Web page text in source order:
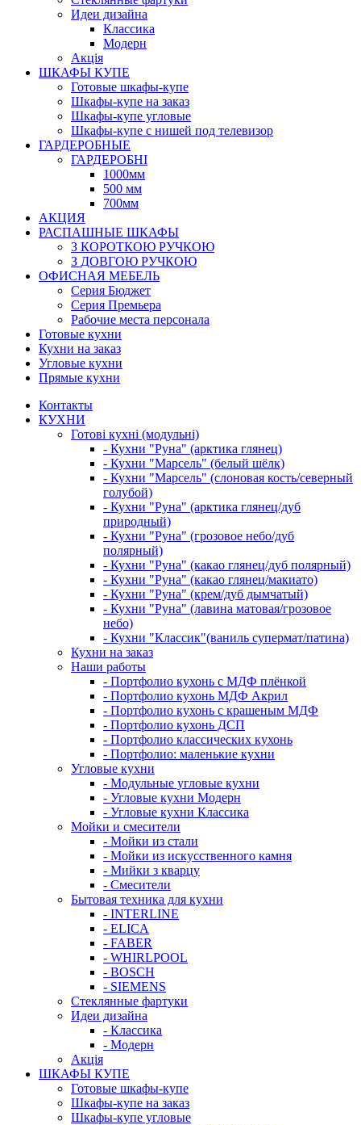
Идеи дизайна
Класcика
Модерн
Акція
ШКАФЫ КУПЕ
Готовые шкафы-купе
Шкафы-купе на заказ
Шкафы-купе угловые
Шкафы-купе с нишей под телевизор
ГАРДЕРОБНЫЕ
ГАРДЕРОБНІ
1000мм
500 мм
700мм
АКЦИЯ
РАСПАШНЫЕ ШКАФЫ
З КОРОТКОЮ РУЧКОЮ
З ДОВГОЮ РУЧКОЮ
ОФИСНАЯ МЕБЕЛЬ
Серия Бюджет
Серия Премьера
Рабочие места персонала
Готовые кухни
Кухни на заказ
Угловые кухни
Прямые кухни
Контакты
КУХНИ
Готові кухні (модульні)
- Кухни "Руна" (арктика глянец)
- Кухни "Марсель" (белый шёлк)
- Кухни "Марсель" (слоновая кость/северный
голубой)
- Кухни "Руна" (арктика глянец/дуб
природный)
- Кухни "Руна" (грозовое небо/дуб
полярный)
- Кухни "Руна" (какао глянец/дуб полярный)
- Кухни "Руна" (какао глянец/макиато)
- Кухни "Руна" (крем/дуб дымчатый)
- Кухни "Руна" (лавина матовая/грозовое
небо)
- Кухни "Классик"(ваниль супермат/патина)
Кухни на заказ
Наши работы
- Портфолио кухонь с МДФ плёнкой
- Портфолио кухонь МДФ Акрил
- Портфолио кухонь с крашеным МДФ
- Портфолио кухонь ДСП
- Портфолио классических кухонь
- Портфолио: маленькие кухни
Угловые кухни
- Модульные угловые кухни
- Угловые кухни Модерн
- Угловые кухни Классика
Мойки и смесители
- Мойки из стали
- Мойки из искусственного камня
- Мийки з кварцу
- Смесители
Бытовая техника для кухни
- INTERLINE
- ELICA
- FABER
- WHIRLPOOL
- BOSCH
- SIEMENS
Стеклянные фартуки
Идеи дизайна
- Класcика
- Модерн
Акція
ШКАФЫ КУПЕ
Готовые шкафы-купе
Шкафы-купе на заказ
Шкафы-купе угловые